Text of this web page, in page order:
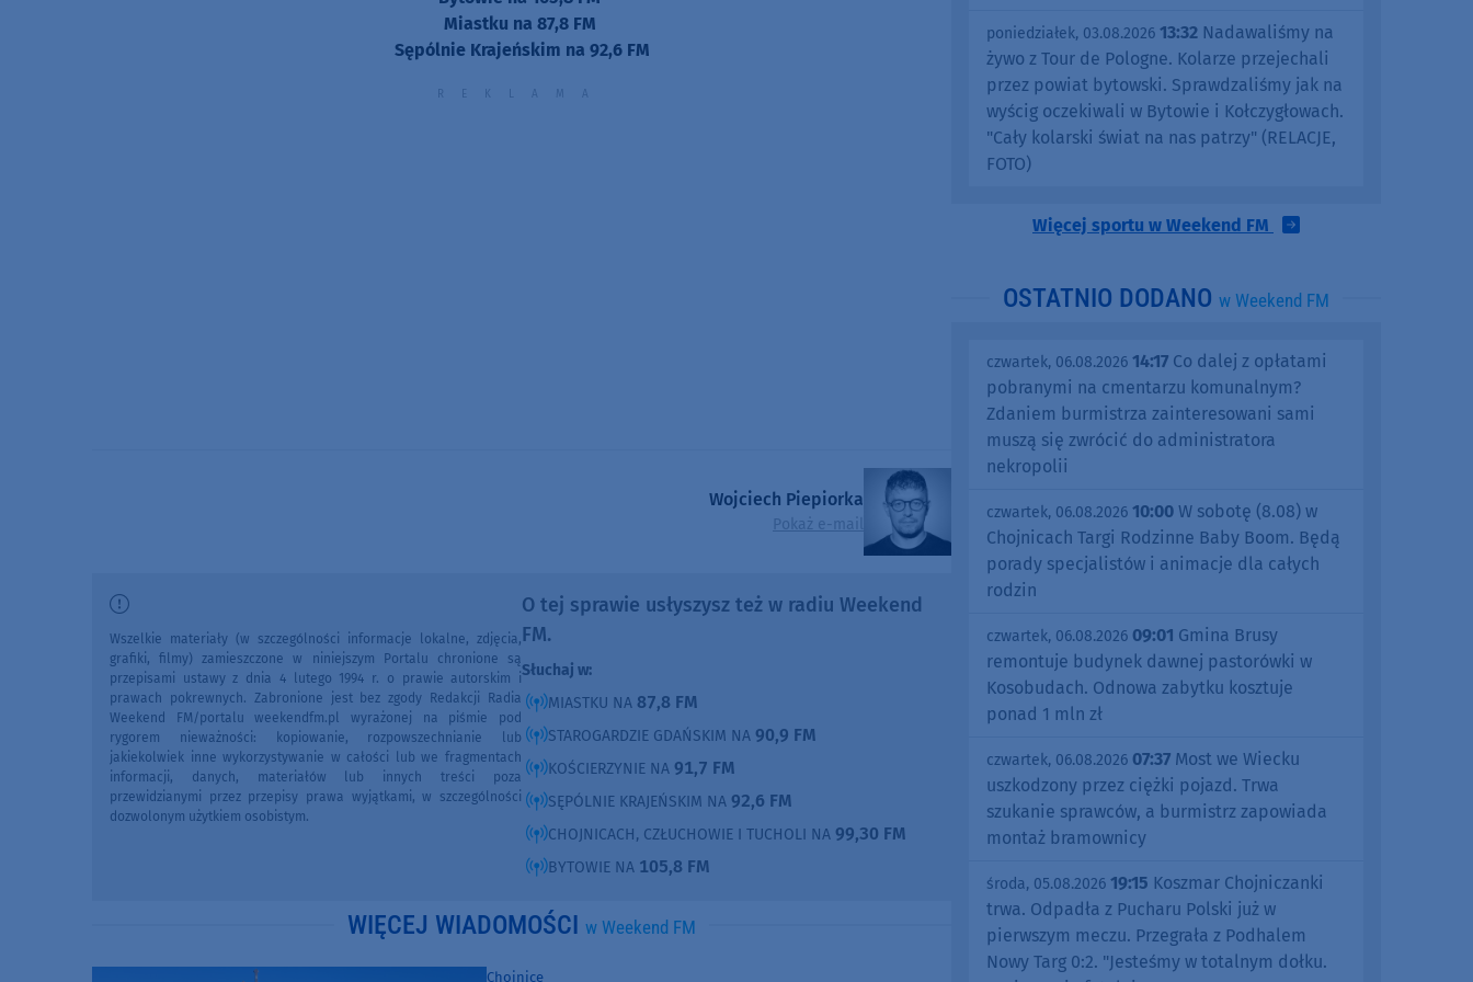
Miastku na 87,8 FM
Sępólnie Krajeńskim na 92,6 FM
Wojciech Piepiorka
Pokaż e-mail
O tej sprawie usłyszysz też w radiu Weekend
FM.
Słuchaj w:
MIASTKU NA 87,8 FM
STAROGARDZIE GDAŃSKIM NA 90,9 FM
KOŚCIERZYNIE NA 91,7 FM
SĘPÓLNIE KRAJEŃSKIM NA 92,6 FM
CHOJNICACH, CZŁUCHOWIE I TUCHOLI NA 99,30 FM
BYTOWIE NA 105,8 FM
Wszelkie materiały (w szczególności informacje lokalne, zdjęcia,
grafiki, filmy) zamieszczone w niniejszym Portalu chronione są
przepisami ustawy z dnia 4 lutego 1994 r. o prawie autorskim i
prawach pokrewnych. Zabronione jest bez zgody Redakcji Radia
Weekend FM/portalu weekendfm.pl wyrażonej na piśmie pod
rygorem nieważności: kopiowanie, rozpowszechnianie lub
jakiekolwiek inne wykorzystywanie w całości lub we fragmentach
informacji, danych, materiałów lub innych treści poza
przewidzianymi przez przepisy prawa wyjątkami, w szczególności
dozwolonym użytkiem osobistym.
WIĘCEJ WIADOMOŚCI w Weekend FM
Chojnice
poniedziałek, 03.08.2026 13:32 Nadawaliśmy na
żywo z Tour de Pologne. Kolarze przejechali
przez powiat bytowski. Sprawdzaliśmy jak na
wyścig oczekiwali w Bytowie i Kołczygłowach.
"Cały kolarski świat na nas patrzy" (RELACJE,
FOTO)
Więcej sportu w Weekend FM
OSTATNIO DODANO w Weekend FM
czwartek, 06.08.2026 14:17 Co dalej z opłatami
pobranymi na cmentarzu komunalnym?
Zdaniem burmistrza zainteresowani sami
muszą się zwrócić do administratora
nekropolii
czwartek, 06.08.2026 10:00 W sobotę (8.08) w
Chojnicach Targi Rodzinne Baby Boom. Będą
porady specjalistów i animacje dla całych
rodzin
czwartek, 06.08.2026 09:01 Gmina Brusy
remontuje budynek dawnej pastorówki w
Kosobudach. Odnowa zabytku kosztuje
ponad 1 mln zł
czwartek, 06.08.2026 07:37 Most we Wiecku
uszkodzony przez ciężki pojazd. Trwa
szukanie sprawców, a burmistrz zapowiada
montaż bramownicy
środa, 05.08.2026 19:15 Koszmar Chojniczanki
trwa. Odpadła z Pucharu Polski już w
pierwszym meczu. Przegrała z Podhalem
Nowy Targ 0:2. "Jesteśmy w totalnym dołku.